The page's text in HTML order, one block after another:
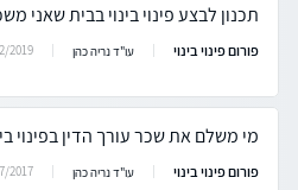
תכנון לבצע פינוי בינוי בבית שאני
פורום פינוי בינוי עו"ד נריה כהן 2019
מי משלם את שכר עורך הדין בפינוי
פורום פינוי בינוי עו"ד נריה כהן 2017